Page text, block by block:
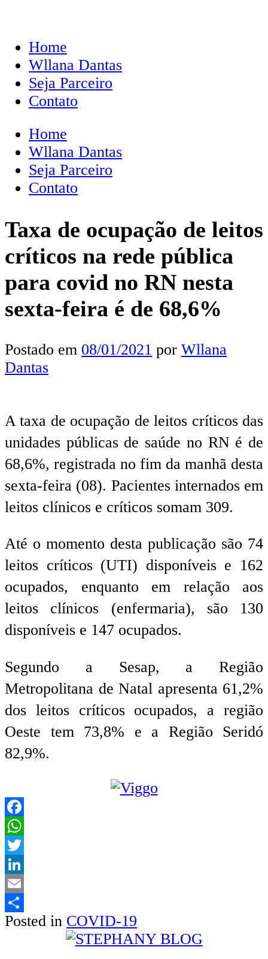
Home
Wllana Dantas
Seja Parceiro
Contato
Home
Wllana Dantas
Seja Parceiro
Contato
Taxa de ocupação de leitos
críticos na rede pública
para covid no RN nesta
sexta-feira é de 68,6%
Postado em 08/01/2021 por Wllana
Dantas
A taxa de ocupação de leitos críticos das
unidades públicas de saúde no RN é de
68,6%, registrada no fim da manhã desta
sexta-feira (08). Pacientes internados em
leitos clínicos e críticos somam 309.
Até o momento desta publicação são 74
leitos críticos (UTI) disponíveis e 162
ocupados, enquanto em relação aos
leitos clínicos (enfermaria), são 130
disponíveis e 147 ocupados.
Segundo a Sesap, a Região
Metropolitana de Natal apresenta 61,2%
dos leitos críticos ocupados, a região
Oeste tem 73,8% e a Região Seridó
82,9%.
Facebook
WhatsApp
Twitter
LinkedIn
Email
Share
Posted in COVID-19